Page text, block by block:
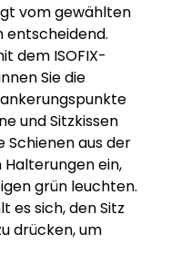
vom gewählten
entscheidend.
dem ISOFIX-
Sie die
und Sitzkissen
Schienen aus der
Halterungen ein,
grün leuchten.
es sich, den Sitz
drücken, um